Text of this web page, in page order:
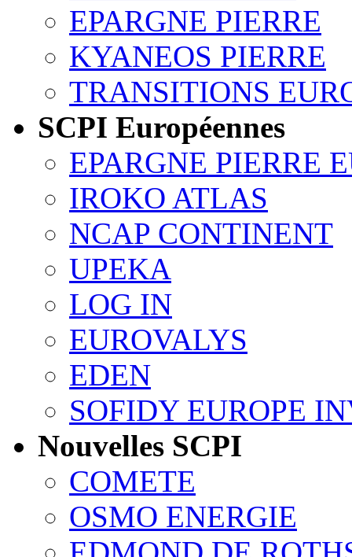
EPARGNE PIERRE
KYANEOS PIERRE
TRANSITIONS
SCPI Européennes
EPARGNE PIERRE
IROKO ATLAS
NCAP CONTINENT
UPEKA
LOG IN
EUROVALYS
EDEN
SOFIDY EUROPE
Nouvelles SCPI
COMETE
OSMO ENERGIE